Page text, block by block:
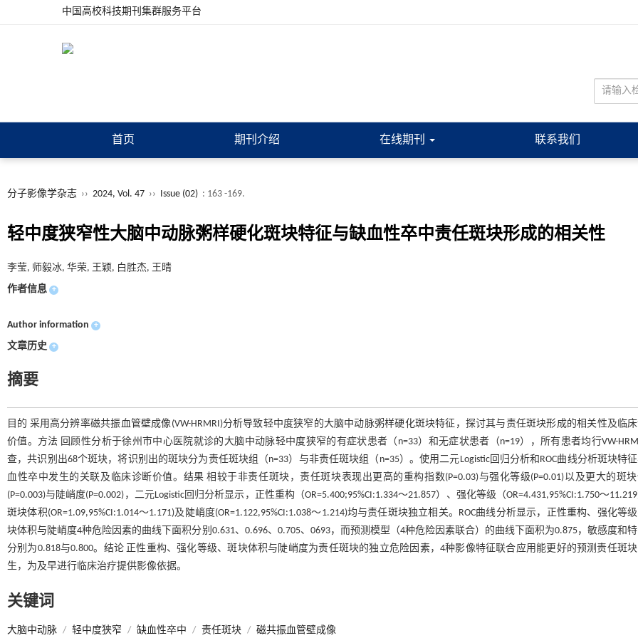
中国高校科技期刊集群服务平台
首页 期刊介绍 在线期刊 联系我们
分子影像学杂志 ›› 2024, Vol. 47 ›› Issue (02) : 163 -169.
轻中度狭窄性大脑中动脉粥样硬化斑块特征与缺血性卒中责任斑块形成的相关性
李莹, 师毅冰, 华荣, 王颖, 白胜杰, 王晴
作者信息 +
Author information +
文章历史 +
摘要
目的 采用高分辨率磁共振血管壁成像(VW-HRMRI)分析导致轻中度狭窄的大脑中动脉粥样硬化斑块特征，探讨其与责任斑块形成的相关性及临
价值。方法 回顾性分析于徐州市中心医院就诊的大脑中动脉轻中度狭窄的有症状患者（n=33）和无症状患者（n=19），所有患者均行VW-
查，共识别出68个斑块，将识别出的斑块分为责任斑块组（n=33）与非责任斑块组（n=35）。使用二元Logistic回归分析和ROC曲线分析斑块特
血性卒中发生的关联及临床诊断价值。结果 相较于非责任斑块，责任斑块表现出更高的重构指数(P=0.03)与强化等级(P=0.01)以及更大的斑
(P=0.003)与陡峭度(P=0.002)，二元Logistic回归分析显示，正性重构（OR=5.400;95%CI:1.334～21.857）、强化等级（OR=4.431,95%CI:1.750～11.219
斑块体积(OR=1.09,95%CI:1.014～1.171)及陡峭度(OR=1.122,95%CI:1.038～1.214)均与责任斑块独立相关。ROC曲线分析显示，正性重构、强化等
块体积与陡峭度4种危险因素的曲线下面积分别0.631、0.696、0.705、0693，而预测模型（4种危险因素联合）的曲线下面积为0.875，敏感度和
分别为0.818与0.800。结论 正性重构、强化等级、斑块体积与陡峭度为责任斑块的独立危险因素，4种影像特征联合应用能更好的预测责任斑
生，为及早进行临床治疗提供影像依据。
关键词
大脑中动脉 / 轻中度狭窄 / 缺血性卒中 / 责任斑块 / 磁共振血管壁成像